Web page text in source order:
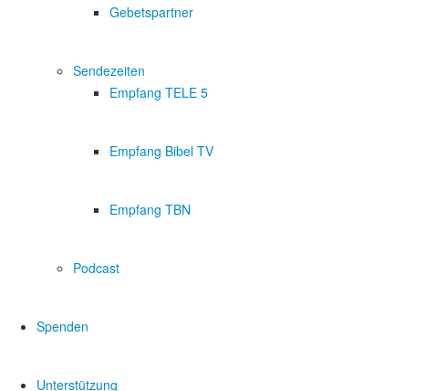
Gebetspartner
Sendezeiten
Empfang TELE 5
Empfang Bibel TV
Empfang TBN
Podcast
Spenden
Unterstützung